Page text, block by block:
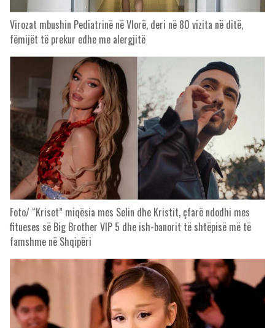
Virozat mbushin Pediatrinë në Vlorë, deri në 80 vizita në ditë,
fëmijët të prekur edhe me alergjitë
Foto/ “Kriset” miqësia mes Selin dhe Kristit, çfarë ndodhi mes
fitueses së Big Brother VIP 5 dhe ish-banorit të shtëpisë më të
famshme në Shqipëri